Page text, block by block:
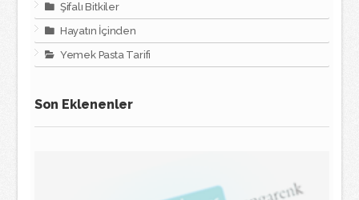
Şifalı Bitkiler
Hayatın İçinden
Yemek Pasta Tarifi
Son Eklenenler